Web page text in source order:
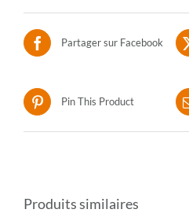
Partager sur Facebook
Pin This Product
Produits similaires